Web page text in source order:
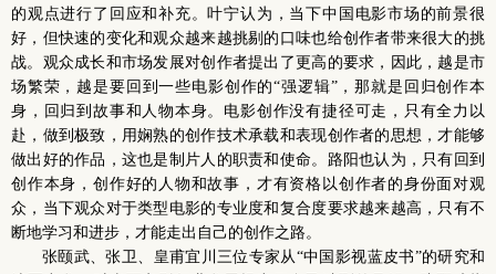
的观点进行了回应和补充。叶宁认为，当下中国电影市场的前景很
好，但快速的变化和观众越来越挑剔的口味也给创作者带来很大的挑
战。观众成长和市场发展对创作者提出了更高的要求，因此，越是市
场繁荣，越是要回到一些电影创作的“强逻辑”，那就是回归创作本
身，回归到故事和人物本身。电影创作没有捷径可走，只有全力以
赴，做到极致，用娴熟的创作技术承载和表现创作者的思想，才能够
做出好的作品，这也是制片人的职责和使命。路阳也认为，只有回到
创作本身，创作好的人物和故事，才有资格以创作者的身份面对观
众，当下观众对于类型电影的专业度和复合度要求越来越高，只有不
断地学习和进步，才能走出自己的创作之路。
张颐武、张卫、皇甫宜川三位专家从“中国影视蓝皮书”的研究和